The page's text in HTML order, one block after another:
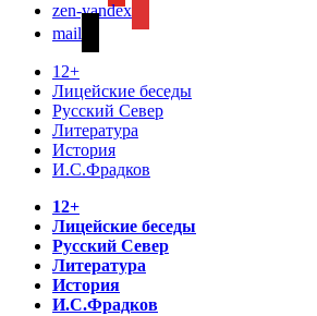
zen-yandex
mail
12+
Лицейские беседы
Русский Север
Литература
История
И.С.Фрадков
12+
Лицейские беседы
Русский Север
Литература
История
И.С.Фрадков